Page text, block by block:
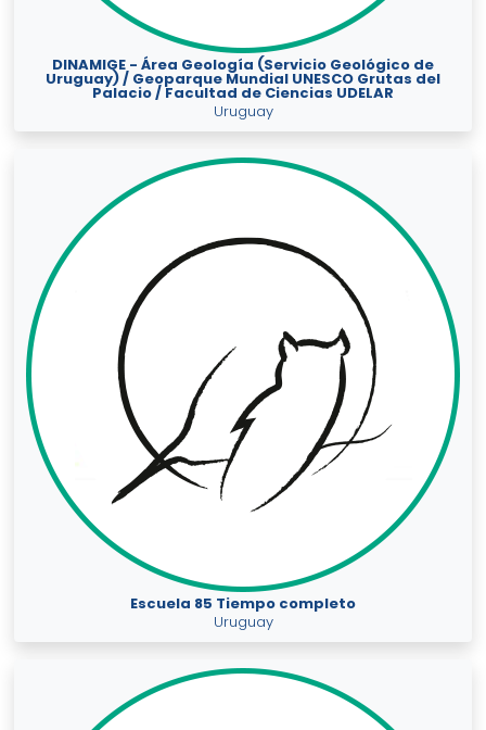
DINAMIGE - Área Geología (Servicio Geológico de
Uruguay) / Geoparque Mundial UNESCO Grutas del
Palacio / Facultad de Ciencias UDELAR
Uruguay
Escuela 85 Tiempo completo
Uruguay